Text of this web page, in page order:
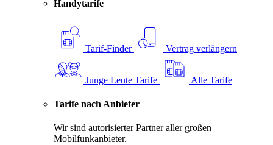
Handytarife
Tarif-Finder Vertrag verlängern
Junge Leute Tarife Alle Tarife
Tarife nach Anbieter
Wir sind autorisierter Partner aller großen
Mobilfunkanbieter.